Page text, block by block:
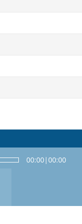
00:00|00:00